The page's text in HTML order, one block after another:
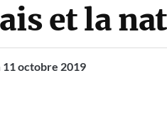
et la
11 octobre 2019